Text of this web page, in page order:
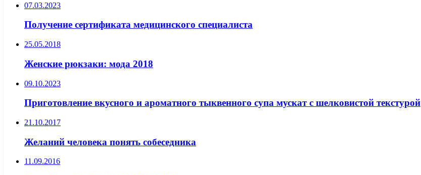
07.03.2023
Получение сертификата медицинского специалиста
25.05.2018
Женские рюкзаки: мода 2018
09.10.2023
Приготовление вкусного и ароматного тыквенного супа мускат с шелковистой текстурой
21.10.2017
Желаний человека понять собеседника
11.09.2016